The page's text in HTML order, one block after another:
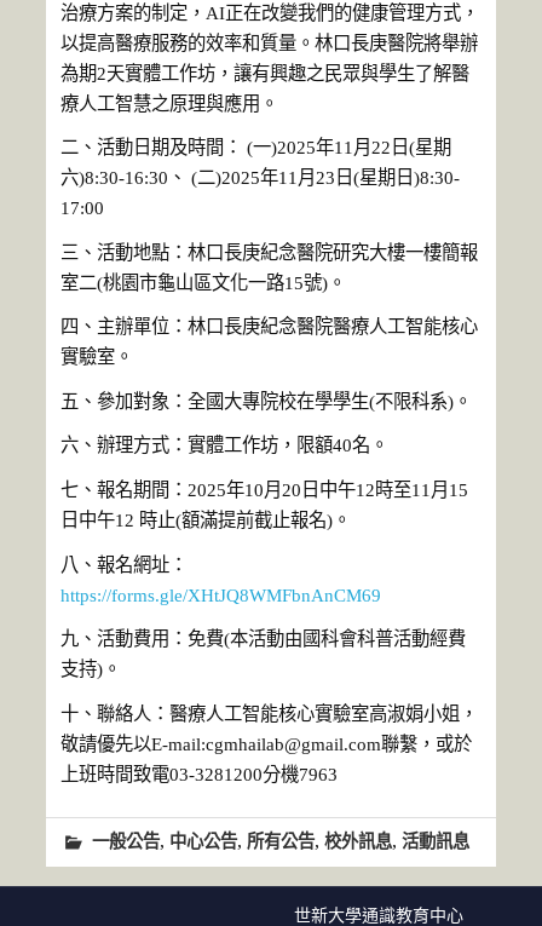
治療方案的制定，AI正在改變我們的健康管理方式，
以提高醫療服務的效率和質量。林口長庚醫院將舉辦
為期2天實體工作坊，讓有興趣之民眾與學生了解醫
療人工智慧之原理與應用。
二、活動日期及時間： (一)2025年11月22日(星期
六)8:30-16:30、 (二)2025年11月23日(星期日)8:30-
17:00
三、活動地點：林口長庚紀念醫院研究大樓一樓簡報
室二(桃園市龜山區文化一路15號)。
四、主辦單位：林口長庚紀念醫院醫療人工智能核心
實驗室。
五、參加對象：全國大專院校在學學生(不限科系)。
六、辦理方式：實體工作坊，限額40名。
七、報名期間：2025年10月20日中午12時至11月15
日中午12 時止(額滿提前截止報名)。
八、報名網址：
https://forms.gle/XHtJQ8WMFbnAnCM69
九、活動費用：免費(本活動由國科會科普活動經費
支持)。
十、聯絡人：醫療人工智能核心實驗室高淑娟小姐，
敬請優先以E-mail:cgmhailab@gmail.com聯繫，或於
上班時間致電03-3281200分機7963
一般公告, 中心公告, 所有公告, 校外訊息, 活動訊息
世新大學通識教育中心